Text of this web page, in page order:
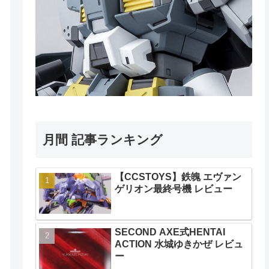
月間 記事ランキング
【CCSTOYS】鉄魄 エヴァン
ゲリオン最終号機 レビュー
SECOND AXE式HENTAI
ACTION 水城ゆきかぜ レビュ
ー